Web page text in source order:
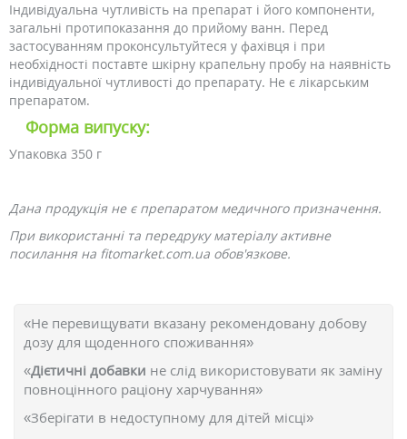
Індивідуальна чутливість на препарат і його компоненти,
загальні протипоказання до прийому ванн. Перед
застосуванням проконсультуйтеся у фахівця і при
необхідності поставте шкірну крапельну пробу на наявність
індивідуальної чутливості до препарату. Не є лікарським
препаратом.
Форма випуску:
Упаковка 350 г
Дана продукція не є препаратом медичного призначення.
При використанні та передруку матеріалу активне
посилання на fitomarket.com.ua обов'язкове.
«Не перевищувати вказану рекомендовану добову
дозу для щоденного споживання»
«Дієтичні добавки не слід використовувати як заміну
повноцінного раціону харчування»
«Зберігати в недоступному для дітей місці»